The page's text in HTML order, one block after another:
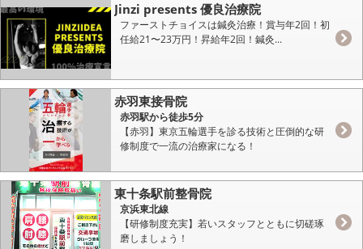
Jinzi presents 優良治療院
ファーストチョイスは鍼灸治療！賞与年2回！初
任給21〜23万円！昇給年2回！鍼灸...
赤羽東接骨院
赤羽駅から徒歩5分
【赤羽】東京五輪選手を診る技術と圧倒的な研
修制度で一流の治療家になる！
東十条駅前整骨院
京浜東北線
【研修制度充実】若いスタッフとともに切磋琢
磨しましょう！